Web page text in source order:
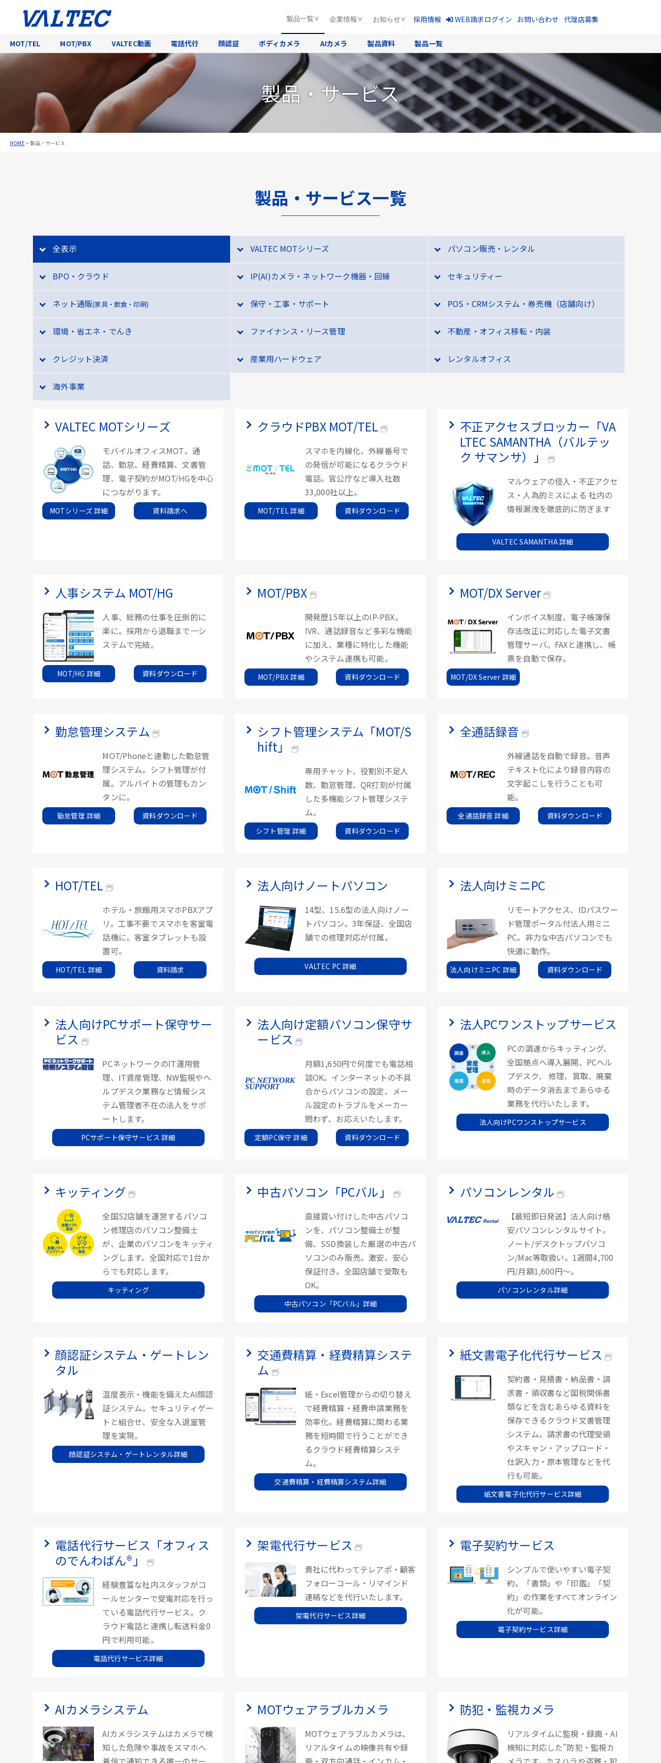
製品一覧
MOT/TEL MOT/PBX VALTEC動画 電話代行 顔認証 ボディカメラ AIカメラ 製品資料 製品一覧
企業情報 お知らせ 採用情報 WEB請求ログイン お問い合わせ 代理店募集
HOME>製品・サービス
製品・サービス
製品・サービス一覧
全表示 VALTEC MOTシリーズ パソコン販売・レンタル
BPO・クラウド IP(AI)カメラ・ネットワーク機器・回線 セキュリティー
ネット通販(家具・飲食・印刷) 保守・工事・サポート POS・CRMシステム・券売機（店舗向け）
環境・省エネ・でんき ファイナンス・リース管理 不動産・オフィス移転・内装
クレジット決済 産業用ハードウェア レンタルオフィス
海外事業
VALTEC MOTシリーズ
モバイルオフィスMOT。通
話、勤怠、経費精算、文書管
理、電子契約がMOT/HGを中心
につながります。
MOTシリーズ 詳細 資料請求へ
クラウドPBX MOT/TEL
スマホを内線化、外線番号で
の発信が可能になるクラウド
電話。官公庁など導入社数
33,000社以上。
MOT/TEL 詳細 資料ダウンロード
不正アクセスブロッカー「VA
LTEC SAMANTHA（バルテッ
ク サマンサ）」
マルウェアの侵入・不正アクセ
ス・人為的ミスによる 社内の
情報漏洩を徹底的に防ぎます
VALTEC SAMANTHA 詳細
人事システム MOT/HG
人事、総務の仕事を圧倒的に
楽に。採用から退職まで一シ
ステムで完結。
MOT/HG 詳細 資料ダウンロード
MOT/PBX
開発歴15年以上のIP-PBX。
IVR、通話録音など多彩な機能
に加え、業種に特化した機能
やシステム連携も可能。
MOT/PBX 詳細 資料ダウンロード
MOT/DX Server
インボイス制度、電子帳簿保
存法改正に対応した電子文書
管理サーバ。FAXと連携し、帳
票を自動で保存。
MOT/DX Server 詳細
勤怠管理システム
MOT/Phoneと連動した勤怠管
理システム。シフト管理が付
属。アルバイトの管理もカン
タンに。
勤怠管理 詳細 資料ダウンロード
シフト管理システム「MOT/S
hift」
専用チャット、役割別不足人
数、勤怠管理、QR打刻が付属
した多機能シフト管理システ
ム。
シフト管理 詳細 資料ダウンロード
全通話録音
外線通話を自動で録音。音声
テキスト化により録音内容の
文字起こしを行うことも可
能。
全通話録音 詳細 資料ダウンロード
HOT/TEL
ホテル・旅館用スマホPBXアプ
リ。工事不要でスマホを客室電
話機に。客室タブレットも設
置可。
HOT/TEL 詳細 資料請求
法人向けノートパソコン
14型、15.6型の法人向けノー
トパソコン。3年保証、全国店
舗での修理対応が付属。
VALTEC PC 詳細
法人向けミニPC
リモートアクセス、IDパスワー
ド管理ポータル付法人用ミニ
PC。非力な中古パソコンでも
快適に動作。
法人向けミニPC 詳細 資料ダウンロード
法人向けPCサポート保守サー
ビス
PCネットワークのIT運用管
理、IT資産管理、NW監視やヘ
ルプデスク業務など情報シス
テム管理者不在の法人をサポ
ートします。
PCサポート保守サービス 詳細
法人向け定額パソコン保守サ
ービス
月額1,650円で何度でも電話相
談OK。インターネットの不具
合からパソコンの設定、メー
ル設定のトラブルをメーカー
問わず、お応えいたします。
定額PC保守 詳細 資料ダウンロード
法人PCワンストップサービス
PCの調達からキッティング、
全国拠点へ導入展開、PCヘル
プデスク、 修理、買取、廃棄
時のデータ消去まであらゆる
業務を代行いたします。
法人向けPCワンストップサービス
キッティング
全国52店舗を運営するパソコ
ン修理店のパソコン整備士
が、企業のパソコンをキッティ
ングします。全国対応で1台か
らでも対応します。
キッティング
中古パソコン「PCバル」
直接買い付けした中古パソコ
ンを、パソコン整備士が整
備、SSD換装した厳選の中古パ
ソコンのみ販売。激安、安心
保証付き。全国店舗で受取も
OK。
中古パソコン「PCバル」詳細
パソコンレンタル
【最短即日発送】法人向け格
安パソコンレンタルサイト。
ノート/デスクトップパソコ
ン/Mac等取扱い。1週間4,700
円/月額1,600円～。
パソコンレンタル詳細
顔認証システム・ゲートレン
タル
温度表示・機能を備えたAI顔認
証システム。セキュリティゲー
トと組合せ、安全な入退室管
理を実現。
顔認証システム・ゲートレンタル詳細
交通費精算・経費精算システ
ム
紙・Excel管理からの切り替え
で経費精算・経費申請業務を
効率化。経費精算に関わる業
務を短時間で行うことができ
るクラウド経費精算システ
ム。
交通費精算・経費精算システム詳細
紙文書電子化代行サービス
契約書・見積書・納品書・請
求書・領収書など国税関係書
類などを含むあらゆる資料を
保存できるクラウド文書管理
システム。請求書の代理受領
やスキャン・アップロード・
仕訳入力・原本管理などを代
行も可能。
紙文書電子化代行サービス詳細
電話代行サービス「オフィス
のでんわばん®」
経験豊富な社内スタッフがコ
ールセンターで受電対応を行っ
ている電話代行サービス。ク
ラウド電話と連携し転送料金0
円で利用可能。
電話代行サービス詳細
架電代行サービス
貴社に代わってテレアポ・顧客
フォローコール・リマインド
連絡などを代行いたします。
架電代行サービス詳細
電子契約サービス
シンプルで使いやすい電子契
約。「書類」や「印鑑」「契
約」の作業をすべてオンライン
化が可能。
電子契約サービス詳細
AIカメラシステム
AIカメラシステムはカメラで検
知した危険や事故をスマホへ
MOTウェアラブルカメラ
MOTウェアラブルカメラは、
リアルタイムの映像共有や録
防犯・監視カメラ
リアルタイムに監視・録画・AI
検知に対応した”防犯・監視カ